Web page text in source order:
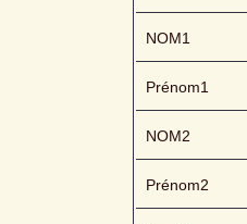
NOM1
Prénom1
NOM2
Prénom2